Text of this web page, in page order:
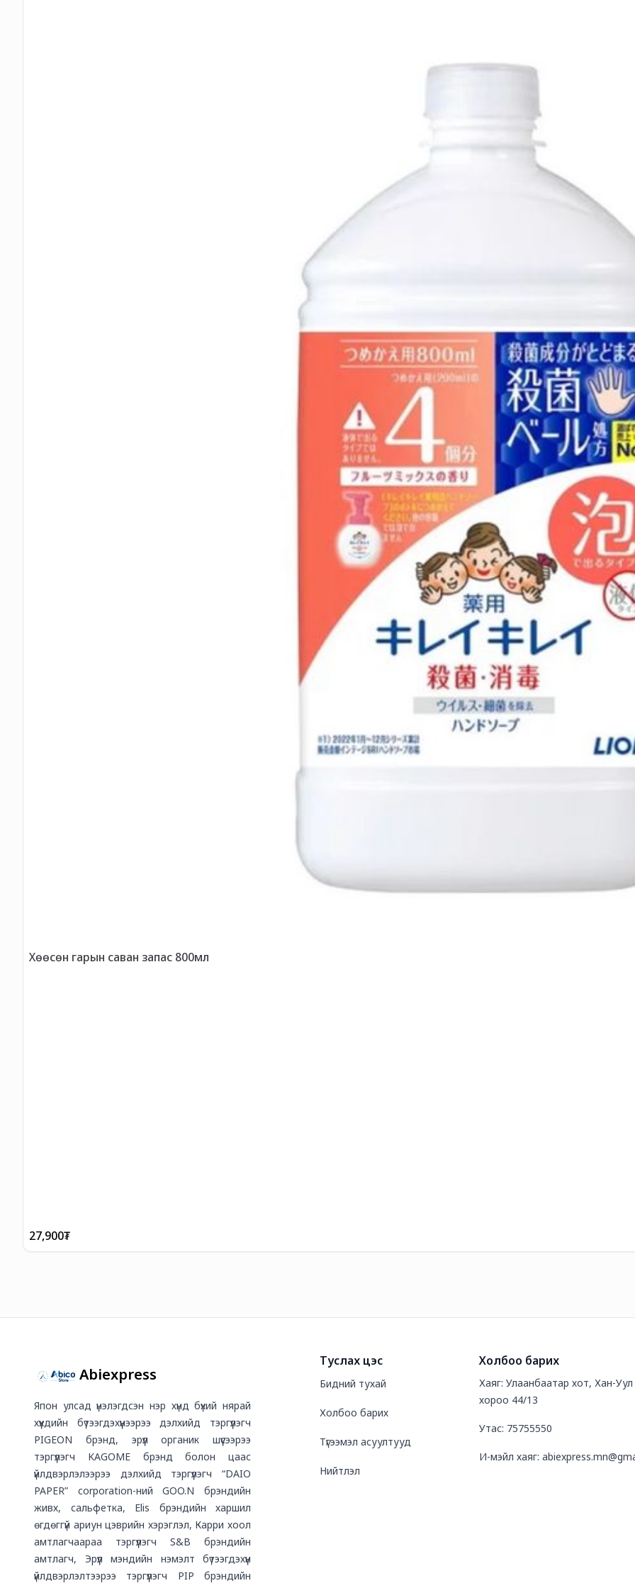
Хөөсөн гарын саван запас 800мл
27,900₮
Abiexpress
Япон улсад үнэлэгдсэн нэр хүнд бүхий нярай
хүүхдийн бүтээгдэхүүнээрээ дэлхийд тэргүүлэгч
PIGEON брэнд, эрүүл органик шүүсээрээ
тэргүүлэгч KAGOME брэнд болон цаас
үйлдвэрлэлээрээ дэлхийд тэргүүлэгч “DAIO
PAPER” corporation-ний GOO.N брэндийн
живх, сальфетка, Elis брэндийн харшил
өгдөггүй ариун цэврийн хэрэглэл, Карри хоол
амтлагчаараа тэргүүлэгч S&B брэндийн
амтлагч, Эрүүл мэндийн нэмэлт бүтээгдэхүүн
үйлдвэрлэлтээрээ тэргүүлэгч PIP брэндийн
Туслах цэс
Бидний тухай
Холбоо барих
Түгээмэл асуултууд
Нийтлэл
Холбоо барих
Хаяг: Улаанбаатар хот, Хан-Уул
хороо 44/13
Утас: 75755550
И-мэйл хаяг: